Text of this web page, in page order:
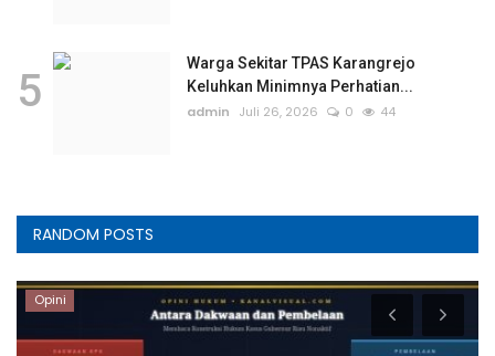
5
Warga Sekitar TPAS Karangrejo
Keluhkan Minimnya Perhatian...
admin
Juli 26, 2026 0 44
RANDOM POSTS
Opini